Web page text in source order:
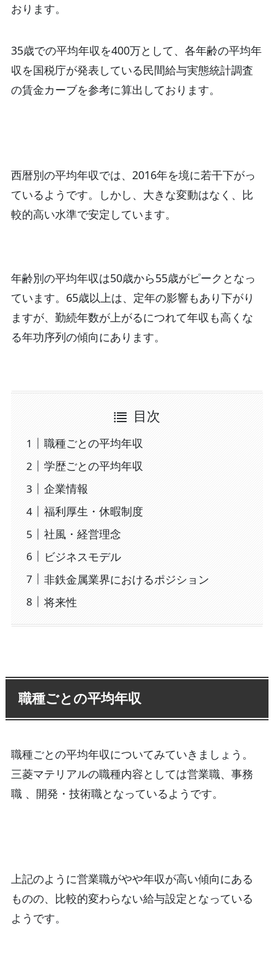
おります。
35歳での平均年収を400万として、各年齢の平均年
収を国税庁が発表している民間給与実態統計調査
の賃金カーブを参考に算出しております。
西暦別の平均年収では、2016年を境に若干下がっ
ているようです。しかし、大きな変動はなく、比
較的高い水準で安定しています。
年齢別の平均年収は50歳から55歳がピークとなっ
ています。65歳以上は、定年の影響もあり下がり
ますが、勤続年数が上がるにつれて年収も高くな
る年功序列の傾向にあります。
目次
職種ごとの平均年収
学歴ごとの平均年収
企業情報
福利厚生・休暇制度
社風・経営理念
ビジネスモデル
非鉄金属業界におけるポジション
将来性
職種ごとの平均年収
職種ごとの平均年収についてみていきましょう。
三菱マテリアルの職種内容としては営業職、事務
職 、開発・技術職となっているようです。
上記のように営業職がやや年収が高い傾向にある
ものの、比較的変わらない給与設定となっている
ようです。